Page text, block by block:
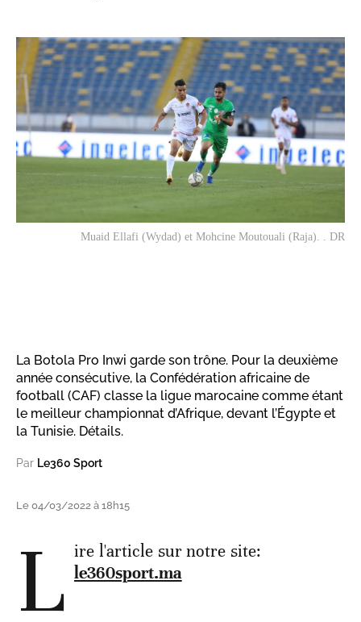
Muaid Ellafi (Wydad) et Mohcine Moutouali (Raja). . DR
La Botola Pro Inwi garde son trône. Pour la deuxième
année consécutive, la Confédération africaine de
football (CAF) classe la ligue marocaine comme étant
le meilleur championnat d’Afrique, devant l’Égypte et
la Tunisie. Détails.
Par Le360 Sport
Le 04/03/2022 à 18h15
L ire l'article sur notre site:
le360sport.ma